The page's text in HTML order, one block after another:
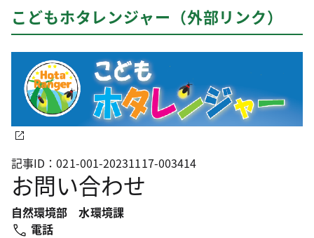
こどもホタレンジャー（外部リンク）
記事ID：021-001-20231117-003414
お問い合わせ
自然環境部 水環境課
電話